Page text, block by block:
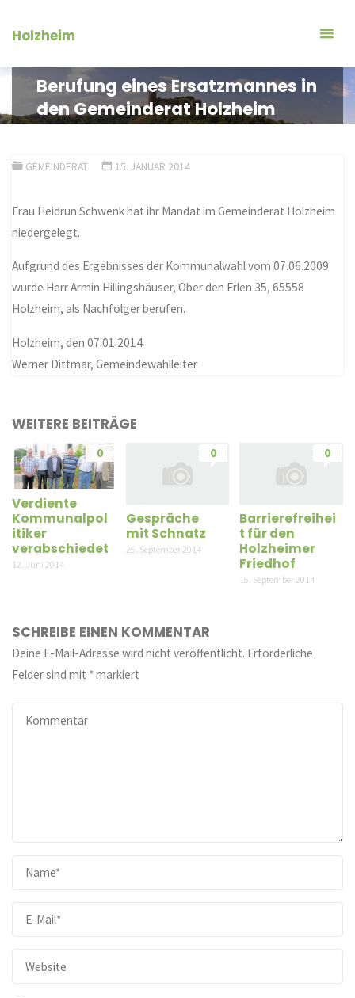
InhaltHolzheim
Berufung eines Ersatzmannes in
den Gemeinderat Holzheim
GEMEINDERAT 15. JANUAR 2014
Frau Heidrun Schwenk hat ihr Mandat im Gemeinderat Holzheim
niedergelegt.
Aufgrund des Ergebnisses der Kommunalwahl vom 07.06.2009
wurde Herr Armin Hillingshäuser, Ober den Erlen 35, 65558
Holzheim, als Nachfolger berufen.
Holzheim, den 07.01.2014
Werner Dittmar, Gemeindewahlleiter
WEITERE BEITRÄGE
0
Verdiente
Kommunalpol
itiker
verabschiedet
12. Juni 2014
0
Gespräche
mit Schnatz
25. September 2014
0
Barrierefreihei
t für den
Holzheimer
Friedhof
15. September 2014
SCHREIBE EINEN KOMMENTAR
Deine E-Mail-Adresse wird nicht veröffentlicht. Erforderliche
Felder sind mit *markiert